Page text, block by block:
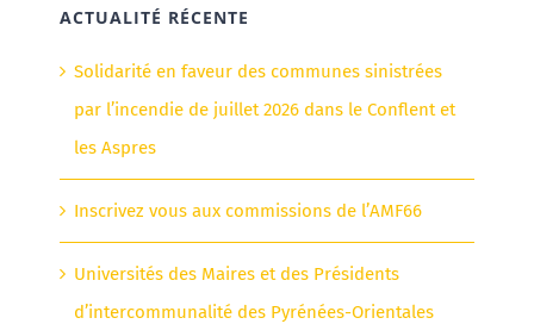
ACTUALITÉ RÉCENTE
Solidarité en faveur des communes sinistrées
par l’incendie de juillet 2026 dans le Conflent et
les Aspres
Inscrivez vous aux commissions de l’AMF66
Universités des Maires et des Présidents
d’intercommunalité des Pyrénées-Orientales